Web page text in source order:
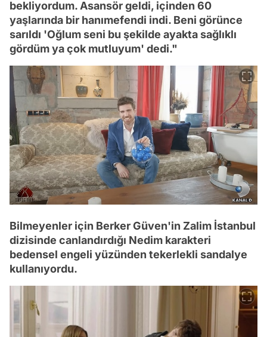
bekliyordum. Asansör geldi, içinden 60
yaşlarında bir hanımefendi indi. Beni görünce
sarıldı 'Oğlum seni bu şekilde ayakta sağlıklı
gördüm ya çok mutluyum' dedi."
Bilmeyenler için Berker Güven'in Zalim İstanbul
dizisinde canlandırdığı Nedim karakteri
bedensel engeli yüzünden tekerlekli sandalye
kullanıyordu.